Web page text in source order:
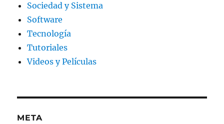
Sociedad y Sistema
Software
Tecnología
Tutoriales
Videos y Películas
META